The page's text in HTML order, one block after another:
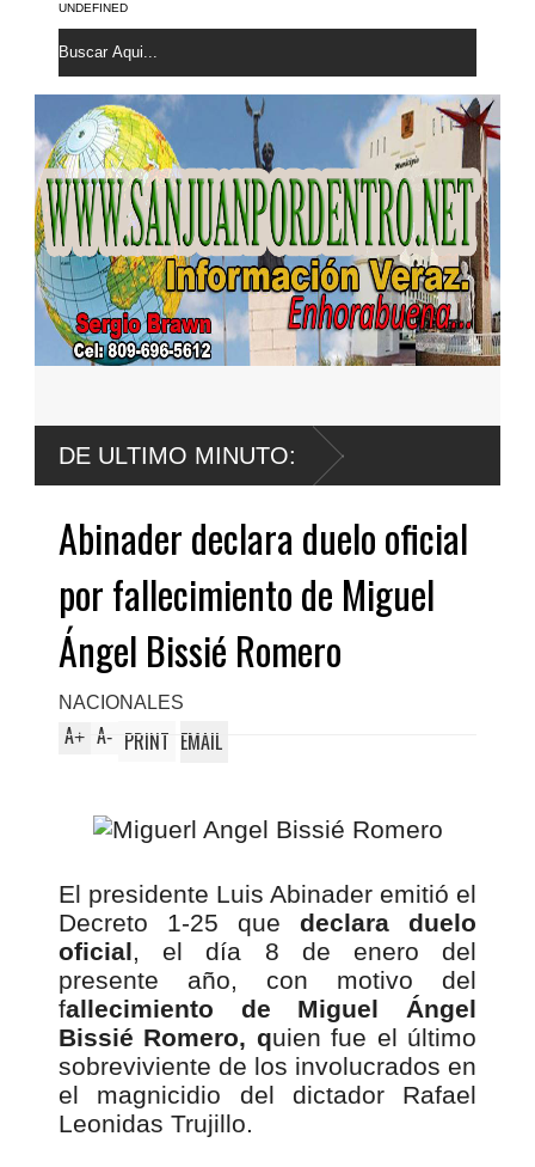
UNDEFINED
DE ULTIMO MINUTO:
por derrumbe del
Abinader declara duelo oficial
por fallecimiento de Miguel
Ángel Bissié Romero
NACIONALES
A+ A- PRINT EMAIL
El presidente Luis Abinader emitió el
Decreto 1-25 que declara duelo
oficial, el día 8 de enero del
presente año, con motivo del
fallecimiento de Miguel Ángel
Bissié Romero, quien fue el último
sobreviviente de los involucrados en
el magnicidio del dictador Rafael
Leonidas Trujillo.